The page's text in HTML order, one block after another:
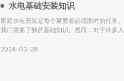
水电基础安装知识
家庭水电安装是每个家庭都必须面对的任务
我们需要了解的基础知识。然而，对于许多
2024-03-28